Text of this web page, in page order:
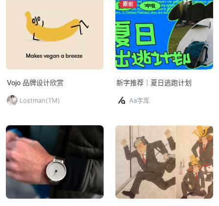
Vojo 品牌设计欣赏
Lostman(TM)
原创
新字推荐｜夏日逃跑计划
Aa字库